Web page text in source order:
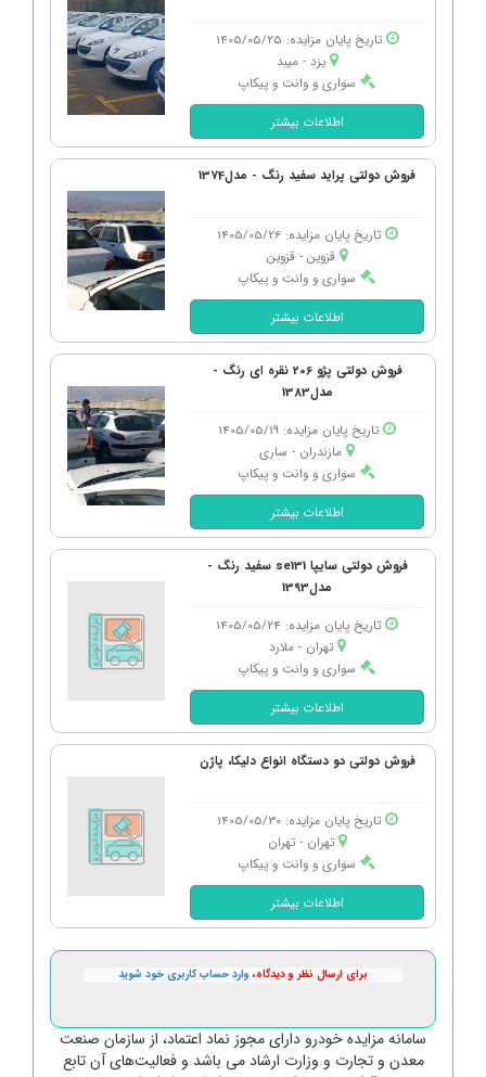
تاریخ پایان مزایده: 1405/05/25
یزد - میبد
سواری و وانت و پیکاپ
اطلاعات بیشتر
فروش دولتی پراید سفید رنگ - مدل1374
تاریخ پایان مزایده: 1405/05/26
قزوین - قزوین
سواری و وانت و پیکاپ
اطلاعات بیشتر
فروش دولتی پژو 206 نقره ای رنگ -
مدل1383
تاریخ پایان مزایده: 1405/05/19
مازندران - ساری
سواری و وانت و پیکاپ
اطلاعات بیشتر
فروش دولتی سایپا se131 سفید رنگ -
مدل1393
تاریخ پایان مزایده: 1405/05/24
تهران - ملارد
سواری و وانت و پیکاپ
اطلاعات بیشتر
فروش دولتی دو دستگاه انواع دلیکا، پاژن
تاریخ پایان مزایده: 1405/05/30
تهران - تهران
سواری و وانت و پیکاپ
اطلاعات بیشتر
برای ارسال نظر و دیدگاه، وارد حساب کاربری خود شوید
سامانه مزایده خودرو دارای مجوز نماد اعتماد، از سازمان صنعت
معدن و تجارت و وزارت ارشاد می باشد و فعالیت‌های آن تابع